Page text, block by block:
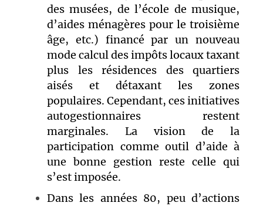
des musées, de l’école de musique,
d’aides ménagères pour le troisième
âge, etc.) financé par un nouveau
mode calcul des impôts locaux taxant
plus les résidences des quartiers
aisés et détaxant les zones
populaires. Cependant, ces initiatives
autogestionnaires restent
marginales. La vision de la
participation comme outil d’aide à
une bonne gestion reste celle qui
s’est imposée.
Dans les années 80, peu d’actions